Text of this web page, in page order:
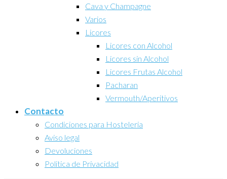
Cava y Champagne
Varios
Licores
Licores con Alcohol
Licores sin Alcohol
Licores Frutas Alcohol
Pacharan
Vermouth/Aperitivos
Contacto
Condiciones para Hosteleria
Aviso legal
Devoluciones
Politica de Privacidad